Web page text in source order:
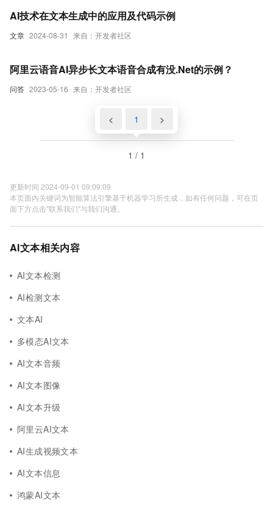
文章 2024-08-31 来自：开发者社区
AI技术在文本生成中的应用及代码示例
问答 2023-05-16 来自：开发者社区
阿里云语音AI异步长文本语音合成有没.Net的示例？
< 1 >
1 / 1
更新时间 2024-09-01 09:09:09
本页面内关键词为智能算法引擎基于机器学习所生成，如有任何问题，可在页
面下方点击"联系我们"与我们沟通。
AI文本相关内容
AI文本检测
AI检测文本
文本AI
多模态AI文本
AI文本音频
AI文本图像
AI文本升级
阿里云AI文本
AI生成视频文本
AI文本信息
鸿蒙AI文本